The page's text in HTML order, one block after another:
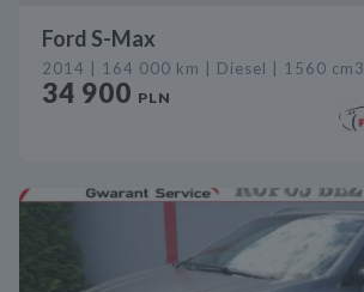
Ford S-Max
2014 | 164 000 km | Diesel | 1560 cm3
34 900 PLN